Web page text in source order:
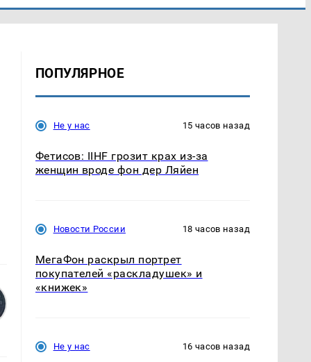
ПОПУЛЯРНОЕ
Не у нас 15 часов назад
Фетисов: IIHF грозит крах из-за
женщин вроде фон дер Ляйен
Новости России 18 часов назад
МегаФон раскрыл портрет
покупателей «раскладушек» и
«книжек»
Не у нас 16 часов назад